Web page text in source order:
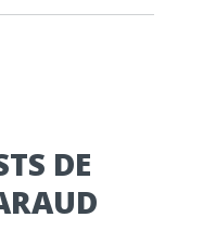
DE